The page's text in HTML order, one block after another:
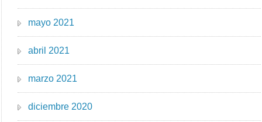
mayo 2021
abril 2021
marzo 2021
diciembre 2020